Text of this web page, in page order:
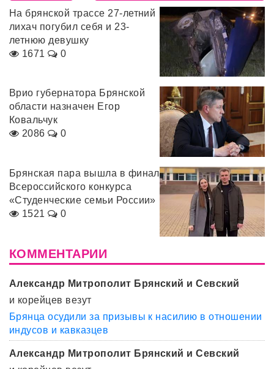
На брянской трассе 27-летний
лихач погубил себя и 23-
летнюю девушку
1671
0
Врио губернатора Брянской
области назначен Егор
Ковальчук
2086
0
Брянская пара вышла в финал
Всероссийского конкурса
«Студенческие семьи России»
1521
0
КОММЕНТАРИИ
Александр Митрополит Брянский и Севский
и корейцев везут
Брянца осудили за призывы к насилию в отношении
индусов и кавказцев
Александр Митрополит Брянский и Севский